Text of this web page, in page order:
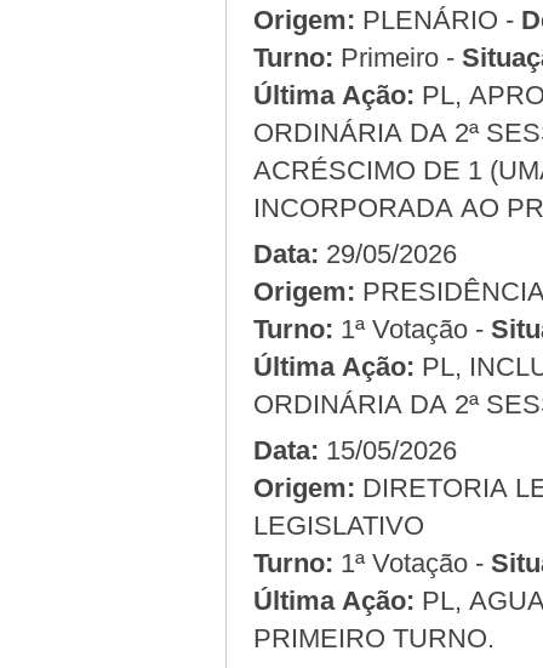
Origem:
PLENÁRIO -
Turno:
Primeiro -
Última Ação: PL,
ORDINÁRIA DA 2ª
ACRÉSCIMO DE 1
INCORPORADA AO
Data: 29/05/2026
Origem:
Turno:
1ª Votação -
Última Ação: PL,
ORDINÁRIA DA 2ª
Data: 15/05/2026
Origem:
LEGISLATIVO
Turno:
1ª Votação -
Última Ação: PL,
PRIMEIRO TURNO.